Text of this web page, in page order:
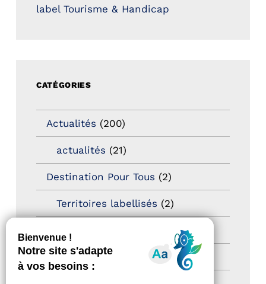
label Tourisme & Handicap
CATÉGORIES
Actualités (200)
actualités (21)
Destination Pour Tous (2)
Territoires labellisés (2)
Newsletter pro